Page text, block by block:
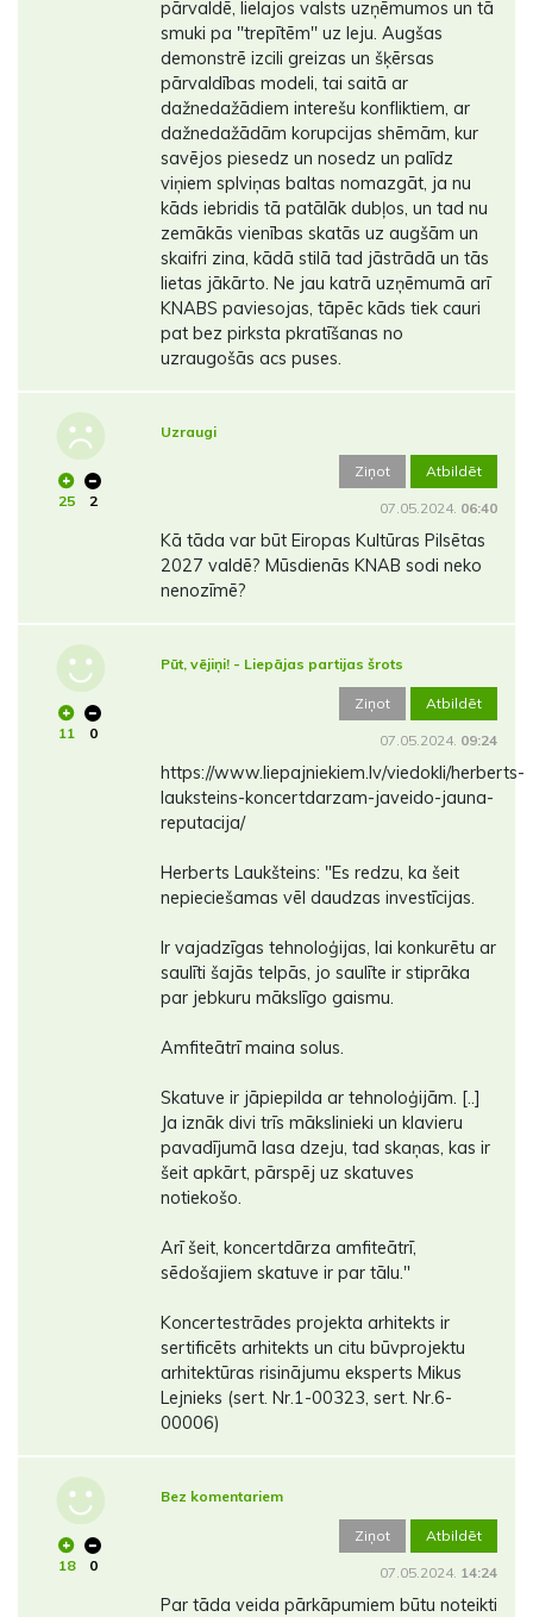
pārvaldē, lielajos valsts uzņēmumos un tā
smuki pa ''trepītēm'' uz leju. Augšas
demonstrē izcili greizas un šķērsas
pārvaldības modeli, tai saitā ar
dažnedažādiem interešu konfliktiem, ar
dažnedažādām korupcijas shēmām, kur
savējos piesedz un nosedz un palīdz
viņiem splviņas baltas nomazgāt, ja nu
kāds iebridis tā patālāk dubļos, un tad nu
zemākās vienības skatās uz augšām un
skaifri zina, kādā stilā tad jāstrādā un tās
lietas jākārto. Ne jau katrā uzņēmumā arī
KNABS paviesojas, tāpēc kāds tiek cauri
pat bez pirksta pkratīšanas no
uzraugošās acs puses.
25 2
Uzraugi
Ziņot Atbildēt
07.05.2024. 06:40
Kā tāda var būt Eiropas Kultūras Pilsētas
2027 valdē? Mūsdienās KNAB sodi neko
nenozīmē?
11 0
Pūt, vējiņi! - Liepājas partijas šrots
Ziņot Atbildēt
07.05.2024. 09:24
https://www.liepajniekiem.lv/viedokli/herberts-
lauksteins-koncertdarzam-javeido-jauna-
reputacija/
Herberts Laukšteins: "Es redzu, ka šeit
nepieciešamas vēl daudzas investīcijas.
Ir vajadzīgas tehnoloģijas, lai konkurētu ar
saulīti šajās telpās, jo saulīte ir stiprāka
par jebkuru mākslīgo gaismu.
Amfiteātrī maina solus.
Skatuve ir jāpiepilda ar tehnoloģijām. [..]
Ja iznāk divi trīs mākslinieki un klavieru
pavadījumā lasa dzeju, tad skaņas, kas ir
šeit apkārt, pārspēj uz skatuves
notiekošo.
Arī šeit, koncertdārza amfiteātrī,
sēdošajiem skatuve ir par tālu."
Koncertestrādes projekta arhitekts ir
sertificēts arhitekts un citu būvprojektu
arhitektūras risinājumu eksperts Mikus
Lejnieks (sert. Nr.1-00323, sert. Nr.6-
00006)
18 0
Bez komentariem
Ziņot Atbildēt
07.05.2024. 14:24
Par tāda veida pārkāpumiem būtu noteikti